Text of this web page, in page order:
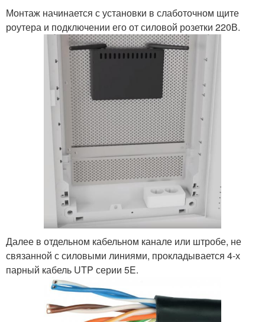
Монтаж начинается с установки в слаботочном щите
роутера и подключении его от силовой розетки 220В.
Далее в отдельном кабельном канале или штробе, не
связанной с силовыми линиями, прокладывается 4-х
парный кабель UTP серии 5E.